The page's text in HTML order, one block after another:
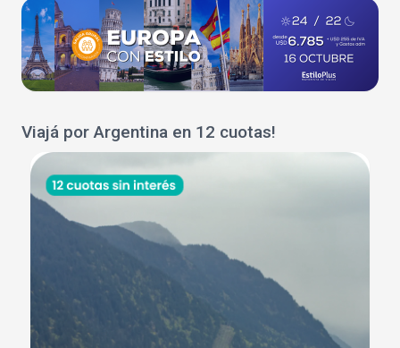
Viajá por Argentina en 12 cuotas!